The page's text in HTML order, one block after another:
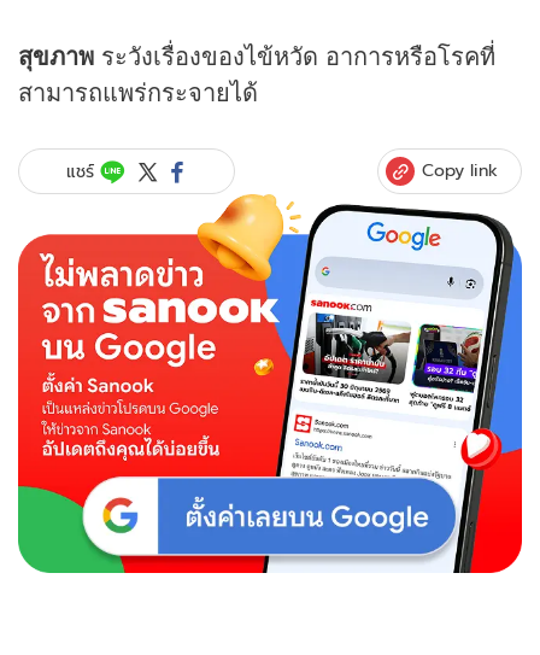
สุขภาพ ระวังเรื่องของไข้หวัด อาการหรือโรคที่
สามารถแพร่กระจายได้
แชร์ Copy link